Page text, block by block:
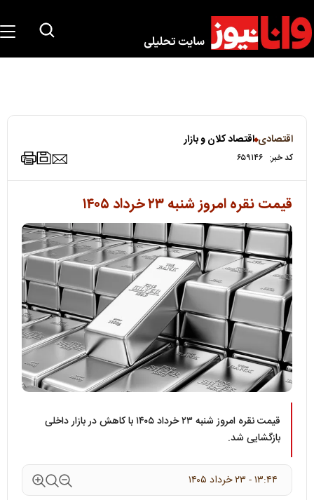
اقتصادی اقتصاد کلان و بازار
کد خبر: ۶۵۹۱۴۶
قیمت نقره امروز شنبه ۲۳ خرداد ۱۴۰۵
قیمت نقره امروز شنبه ۲۳ خرداد ۱۴۰۵ با کاهش در بازار داخلی
بازگشایی شد.
۱۳:۴۴ - ۲۳ خرداد ۱۴۰۵